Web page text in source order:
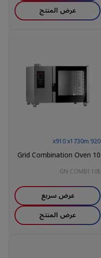
عرض المنتج
920
910x1730m
10 Grid Combination Oven
GN COMBI 10E
عرض سريع
عرض المنتج